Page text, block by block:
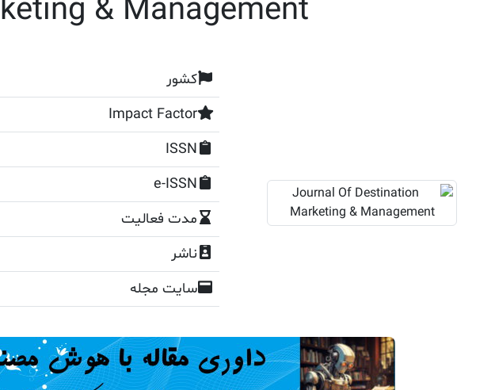
& Management
کشور
Impact Factor
ISSN
e-ISSN
مدت فعالیت
ناشر
سایت مجله